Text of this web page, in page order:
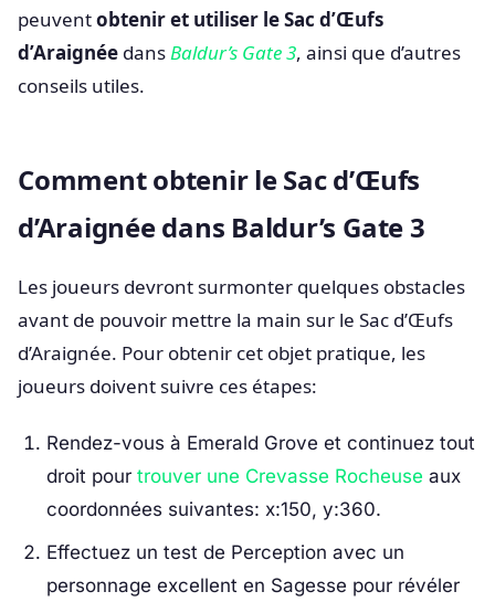
peuventobtenir et utiliser le Sac d’Œufs
d’Araignée dansBaldur’s Gate 3, ainsi que d’autres
conseils utiles.
Comment obtenir le Sac d’Œufs
d’Araignée dans Baldur’s Gate 3
Les joueurs devront surmonter quelques obstacles
avant de pouvoir mettre la main sur le Sac d’Œufs
d’Araignée. Pour obtenir cet objet pratique, les
joueurs doivent suivre ces étapes:
Rendez-vous à Emerald Grove et continuez tout
droit pour trouver une Crevasse Rocheuse aux
coordonnées suivantes: x:150, y:360.
Effectuez un test de Perception avec un
personnage excellent en Sagesse pour révéler